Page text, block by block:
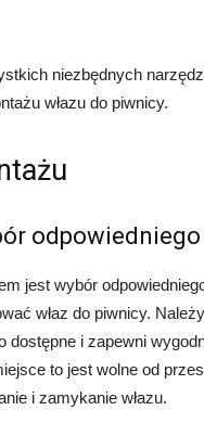
niezbędnych
włazu do piwnicy.
jest wybór
właz do piwnicy.
dostępne i zapewni
to jest wolne od
i zamykanie włazu.